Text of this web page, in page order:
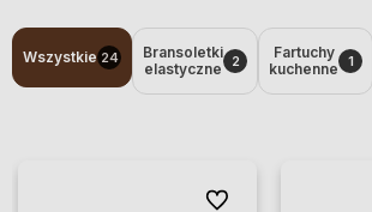
Wszystkie 24
Bransoletki
elastyczne
2
Fartuchy
kuchenne
1
Do ulubionych